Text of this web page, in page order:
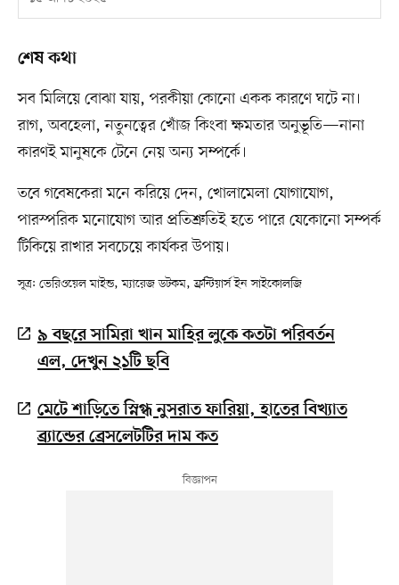
শেষ কথা
সব মিলিয়ে বোঝা যায়, পরকীয়া কোনো একক কারণে ঘটে না।
রাগ, অবহেলা, নতুনত্বের খোঁজ কিংবা ক্ষমতার অনুভূতি—নানা
কারণই মানুষকে টেনে নেয় অন্য সম্পর্কে।
তবে গবেষকেরা মনে করিয়ে দেন, খোলামেলা যোগাযোগ,
পারস্পরিক মনোযোগ আর প্রতিশ্রুতিই হতে পারে যেকোনো সম্পর্ক
টিকিয়ে রাখার সবচেয়ে কার্যকর উপায়।
সূত্র: ভেরিওয়েল মাইন্ড, ম্যারেজ ডটকম, ফ্রন্টিয়ার্স ইন সাইকোলজি
৯ বছরে সামিরা খান মাহির লুকে কতটা পরিবর্তন
এল, দেখুন ২১টি ছবি
মেটে শাড়িতে স্নিগ্ধ নুসরাত ফারিয়া, হাতের বিখ্যাত
ব্র্যান্ডের ব্রেসলেটটির দাম কত